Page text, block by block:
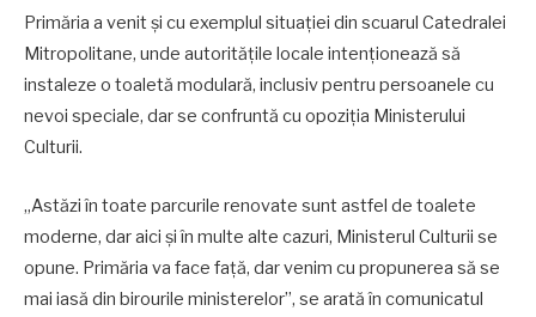
Primăria a venit și cu exemplul situației din scuarul Catedralei
Mitropolitane, unde autoritățile locale intenționează să
instaleze o toaletă modulară, inclusiv pentru persoanele cu
nevoi speciale, dar se confruntă cu opoziția Ministerului
Culturii.
„Astăzi în toate parcurile renovate sunt astfel de toalete
moderne, dar aici și în multe alte cazuri, Ministerul Culturii se
opune. Primăria va face față, dar venim cu propunerea să se
mai iasă din birourile ministerelor”, se arată în comunicatul